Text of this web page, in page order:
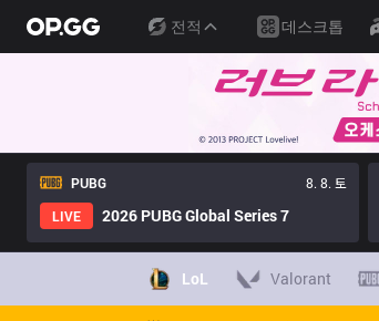
전적 데스크톱
PUBG
8. 8. 토
LIVE
2026 PUBG Global Series 7
LoL Valorant